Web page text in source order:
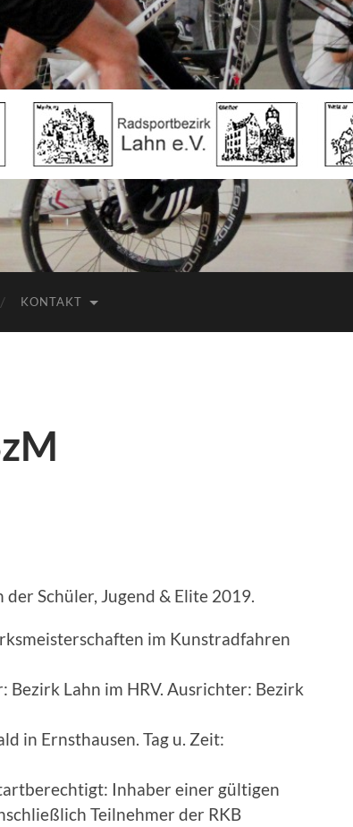
Radsportbezirk
Lahn
e.V.
KONTAKT
Schüler, Jugend & Elite 2019.
im Kunstradfahren
Bezirk Lahn im HRV. Ausrichter: Bezirk
in Ernsthausen. Tag u. Zeit:
Inhaber einer gültigen
Teilnehmer der RKB